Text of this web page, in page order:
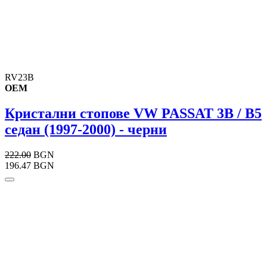
RV23B
OEM
Кристални стопове VW PASSAT 3B / B5
седан (1997-2000) - черни
222.00 BGN
196.47 BGN